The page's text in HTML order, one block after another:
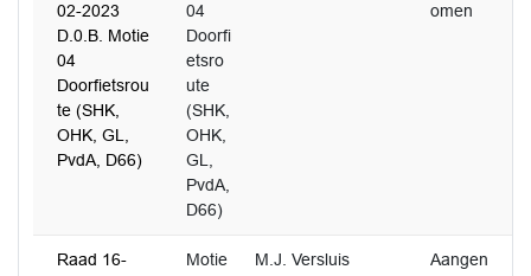
02-2023
D.0.B. Motie
04
Doorfietsrou
te (SHK,
OHK, GL,
PvdA, D66)
04
Doorfi
etsro
ute
(SHK,
OHK,
GL,
PvdA,
D66)
omen
Raad 16-
Motie
M.J. Versluis
Aangen